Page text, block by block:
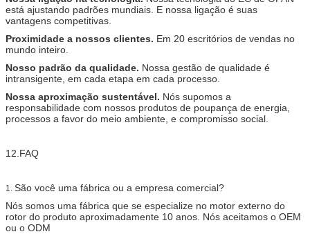
está ajustando padrões mundiais. E nossa ligação é suas
vantagens competitivas.
Proximidade a nossos clientes. Em 20 escritórios de vendas no
mundo inteiro.
Nosso padrão da qualidade. Nossa gestão de qualidade é
intransigente, em cada etapa em cada processo.
Nossa aproximação sustentável. Nós supomos a
responsabilidade com nossos produtos de poupança de energia,
processos a favor do meio ambiente, e compromisso social.
12.FAQ
1. São você uma fábrica ou a empresa comercial?
Nós somos uma fábrica que se especialize no motor externo do
rotor do produto aproximadamente 10 anos. Nós aceitamos o OEM
ou o ODM